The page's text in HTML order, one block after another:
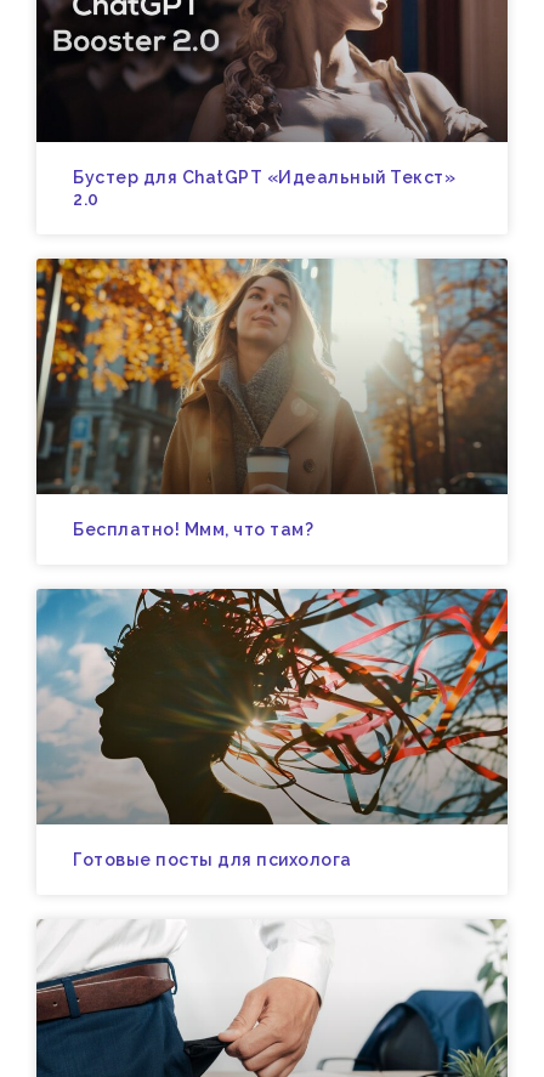
Бустер для ChatGPT «Идеальный Текст»
2.0
Бесплатно! Ммм, что там?
Готовые посты для психолога